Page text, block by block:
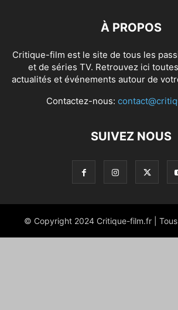
À PROPOS
Critique-film est le site de tous les
et de séries TV. Retrouvez ici
actualités et événements autour de
Contactez-nous:
SUIVEZ NOUS
© Copyright 2024 Critique-film.fr |